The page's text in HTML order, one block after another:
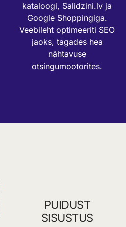
kataloogi, Salidzini.lv ja
Google Shoppingiga.
Veebileht optimeeriti SEO
jaoks, tagades hea
nähtavuse
otsingumootorites.
PUIDUST
SISUSTUS